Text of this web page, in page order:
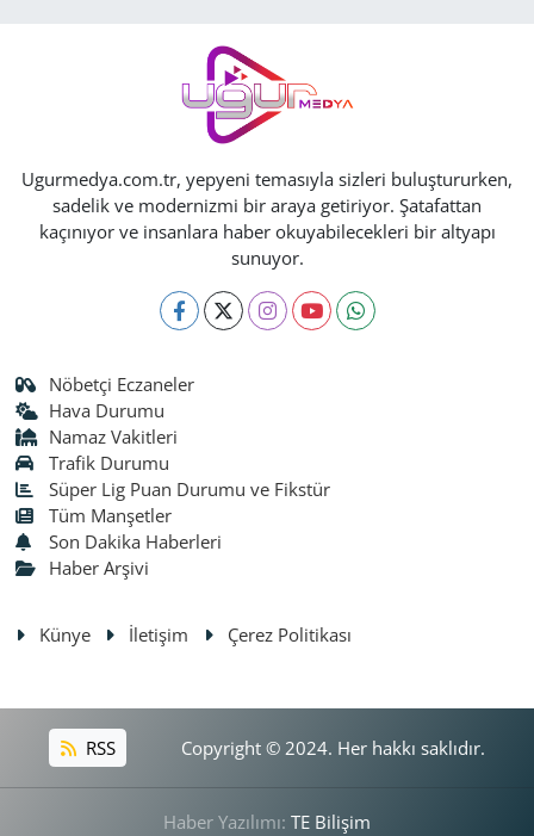
Ugurmedya.com.tr, yepyeni temasıyla sizleri buluştururken,
sadelik ve modernizmi bir araya getiriyor. Şatafattan
kaçınıyor ve insanlara haber okuyabilecekleri bir altyapı
sunuyor.
Nöbetçi Eczaneler
Hava Durumu
Namaz Vakitleri
Trafik Durumu
Süper Lig Puan Durumu ve Fikstür
Tüm Manşetler
Son Dakika Haberleri
Haber Arşivi
Künye İletişim Çerez Politikası
RSS Copyright © 2024. Her hakkı saklıdır.
Haber Yazılımı: TE Bilişim